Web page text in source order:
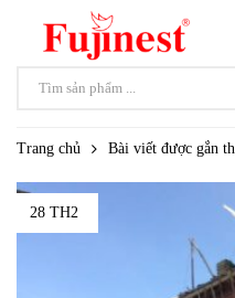
Trang chủ Bài viết được gắn
28 TH2